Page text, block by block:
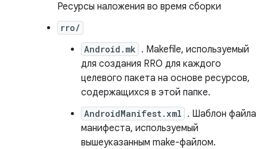
Ресурсы наложения во время сборки
rro/
Android.mk . Makefile, используемый
для создания RRO для каждого
целевого пакета на основе ресурсов,
содержащихся в этой папке.
AndroidManifest.xml . Шаблон файла
манифеста, используемый
вышеуказанным make-файлом.